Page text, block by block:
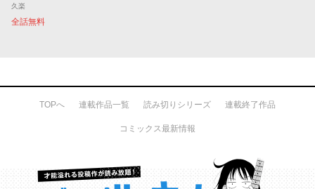
久楽
全話無料
TOPへ 連載作品一覧 読み切りシリーズ 連載終了作品
コミックス最新情報